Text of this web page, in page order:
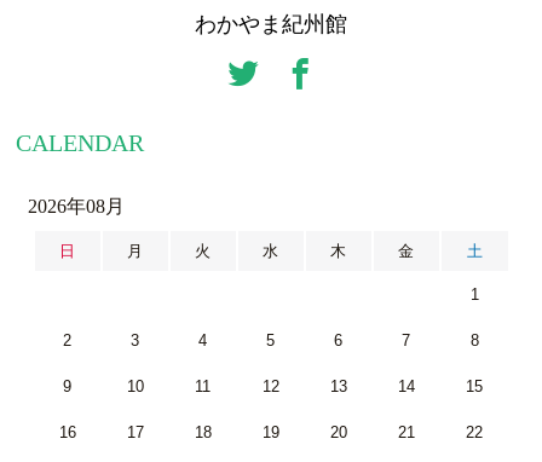
わかやま紀州館
CALENDAR
2026年08月
日 月 火 水 木 金 土
1
2 3 4 5 6 7 8
9 10 11 12 13 14 15
16 17 18 19 20 21 22